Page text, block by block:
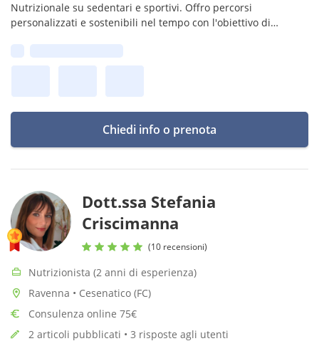
Nutrizionale su sedentari e sportivi. Offro percorsi
personalizzati e sostenibili nel tempo con l'obiettivo di
Chiedi info o prenota
Dott.ssa Stefania
Criscimanna
(10 recensioni)
Nutrizionista (2 anni di esperienza)
Ravenna • Cesenatico (FC)
Consulenza online 75€
2 articoli pubblicati • 3 risposte agli utenti